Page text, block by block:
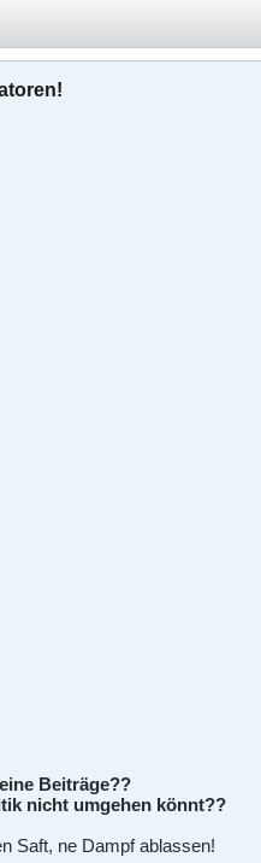
Beiträge??
nicht umgehen könnt??
Saft, ne Dampf ablassen!